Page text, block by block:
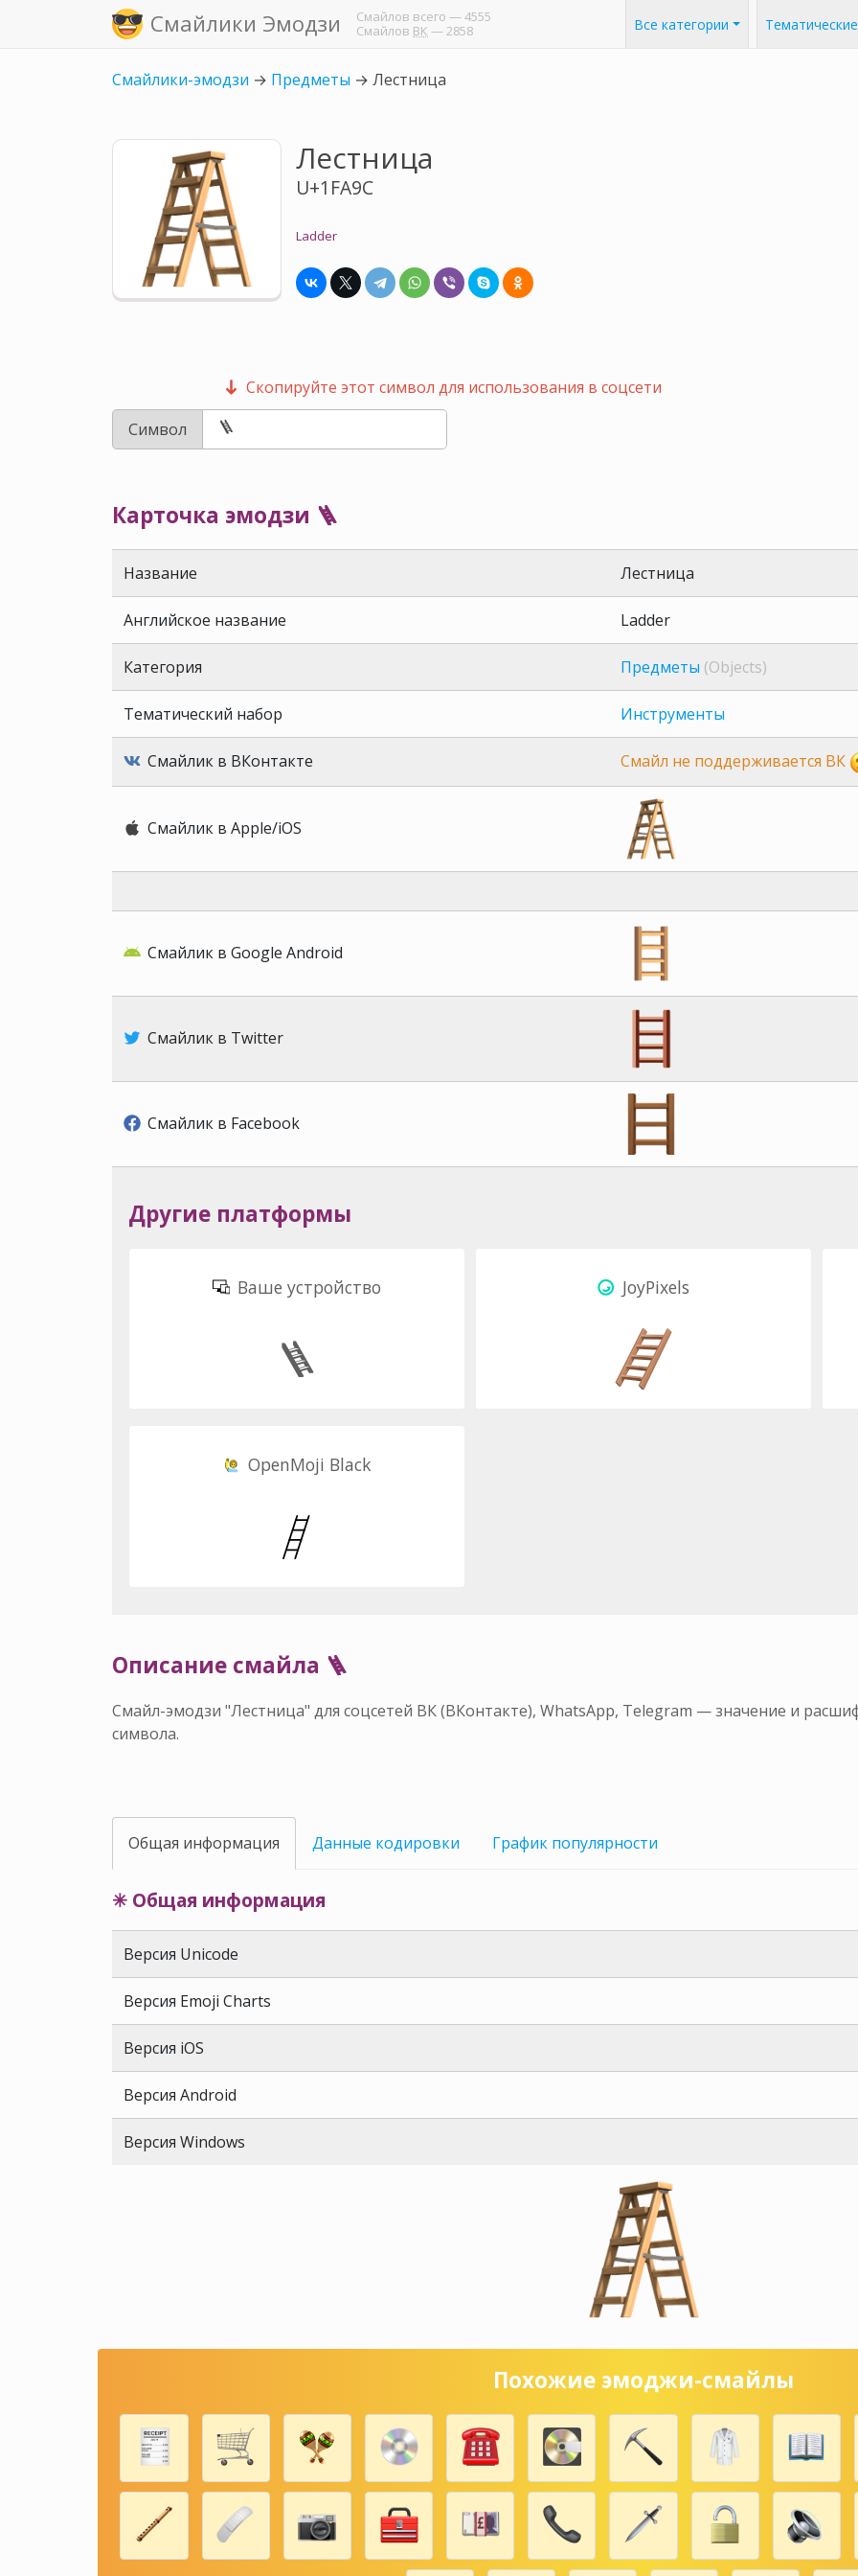
Смайлики Эмодзи Смайлов всего — 4555
Смайлов ВК — 2858 Все категории
Смайлики-эмодзи → Предметы → Лестница
Лестница
U+1FA9C
Ladder
Скопируйте этот символ для использования в соцсети
Символ
Карточка эмодзи 🪜
Название Лестница
Английское название Ladder
Категория Предметы (Objects)
Тематический набор Инструменты
Смайлик в ВКонтакте Смайл не поддерживается ВК
Смайлик в Apple/iOS
Смайлик в Google Android
Смайлик в Twitter
Смайлик в Facebook
Другие платформы
Ваше устройство
🪜
JoyPixels
OpenMoji Black
Описание смайла 🪜
Смайл-эмодзи "Лестница" для соцсетей ВК (ВКонтакте), WhatsApp, Telegram — значение и
символа.
Общая информация Данные кодировки График популярности
✳ Общая информация
Версия Unicode
Версия Emoji Charts
Версия iOS
Версия Android
Версия Windows
Похожие эмоджи-смайлы